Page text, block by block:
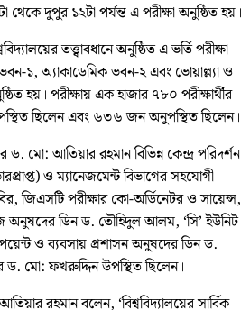
থেকে দুপুর ১২টা পর্যন্ত এ পরীক্ষা অনুষ্ঠিত হয়।
তত্ত্বাবধানে অনুষ্ঠিত এ ভর্তি পরীক্ষা
ভবন-১, অ্যাকাডেমিক ভবন-২ এবং ভোয়াল্ল্যা ও
হয়। পরীক্ষায় এক হাজার ৭৮০ পরীক্ষার্থীর
ছিলেন এবং ৬৩৬ জন অনুপস্থিত ছিলেন।
ড. মো: আতিয়ার রহমান বিভিন্ন কেন্দ্র পরিদর্শন
ও ম্যানেজমেন্ট বিভাগের সহযোগী
জিএসটি পরীক্ষার কো-অর্ডিনেটর ও সায়েন্স,
অনুষদের ডিন ড. তৌহিদুল আলম, ‘সি’ ইউনিট
ও ব্যবসায় প্রশাসন অনুষদের ডিন ড.
ড. মো: ফখরুদ্দিন উপস্থিত ছিলেন।
রহমান বলেন, ‘বিশ্ববিদ্যালয়ের সার্বিক